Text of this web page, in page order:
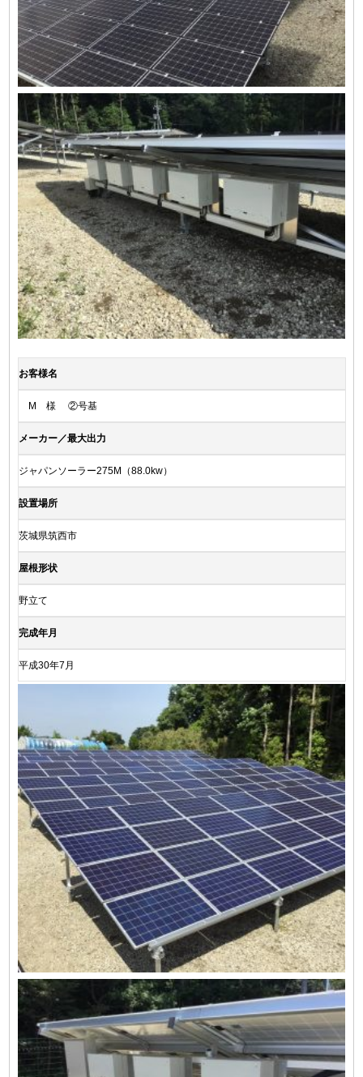
お客様名
M 様 ②号基
メーカー／最大出力
ジャパンソーラー275M（88.0kw）
設置場所
茨城県筑西市
屋根形状
野立て
完成年月
平成30年7月